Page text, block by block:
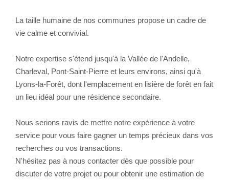
La taille humaine de nos communes propose un cadre de
vie calme et convivial.
Notre expertise s'étend jusqu'à la Vallée de l'Andelle,
Charleval, Pont-Saint-Pierre et leurs environs, ainsi qu'à
Lyons-la-Forêt, dont l'emplacement en lisière de forêt en fait
un lieu idéal pour une résidence secondaire.
Nous serions ravis de mettre notre expérience à votre
service pour vous faire gagner un temps précieux dans vos
recherches ou vos transactions.
N'hésitez pas à nous contacter dès que possible pour
discuter de votre projet ou pour obtenir une estimation de